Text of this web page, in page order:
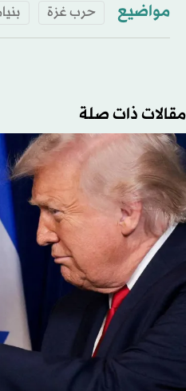
مواضيع حرب غزة
مقالات ذات صلة